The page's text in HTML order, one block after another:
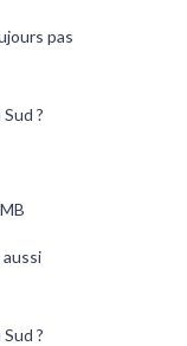
pas
?
?